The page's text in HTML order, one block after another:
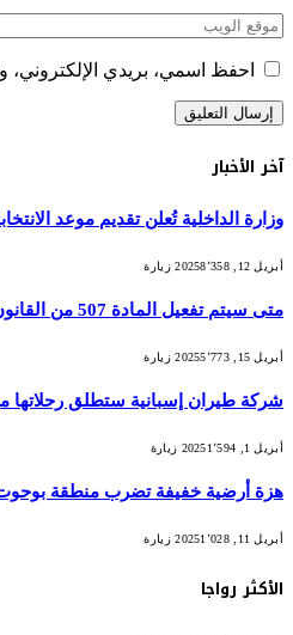
احفظ اسمي، بريدي الإلكتروني،
آخر الأخبار
وزارة الداخلية تُعلن تقديم موعد
أبريل 12, 2025 8٬358 زيارة
متى سيتم تفعيل المادة 507 من القانون الجنائي؟
أبريل 15, 2025 5٬773 زيارة
شركة طيران إسبانية ستطلق رحلاتها
أبريل 1, 2025 1٬594 زيارة
هزة أرضية خفيفة تضرب منطقة بوحوت
أبريل 11, 2025 1٬028 زيارة
الأكثر رواجا